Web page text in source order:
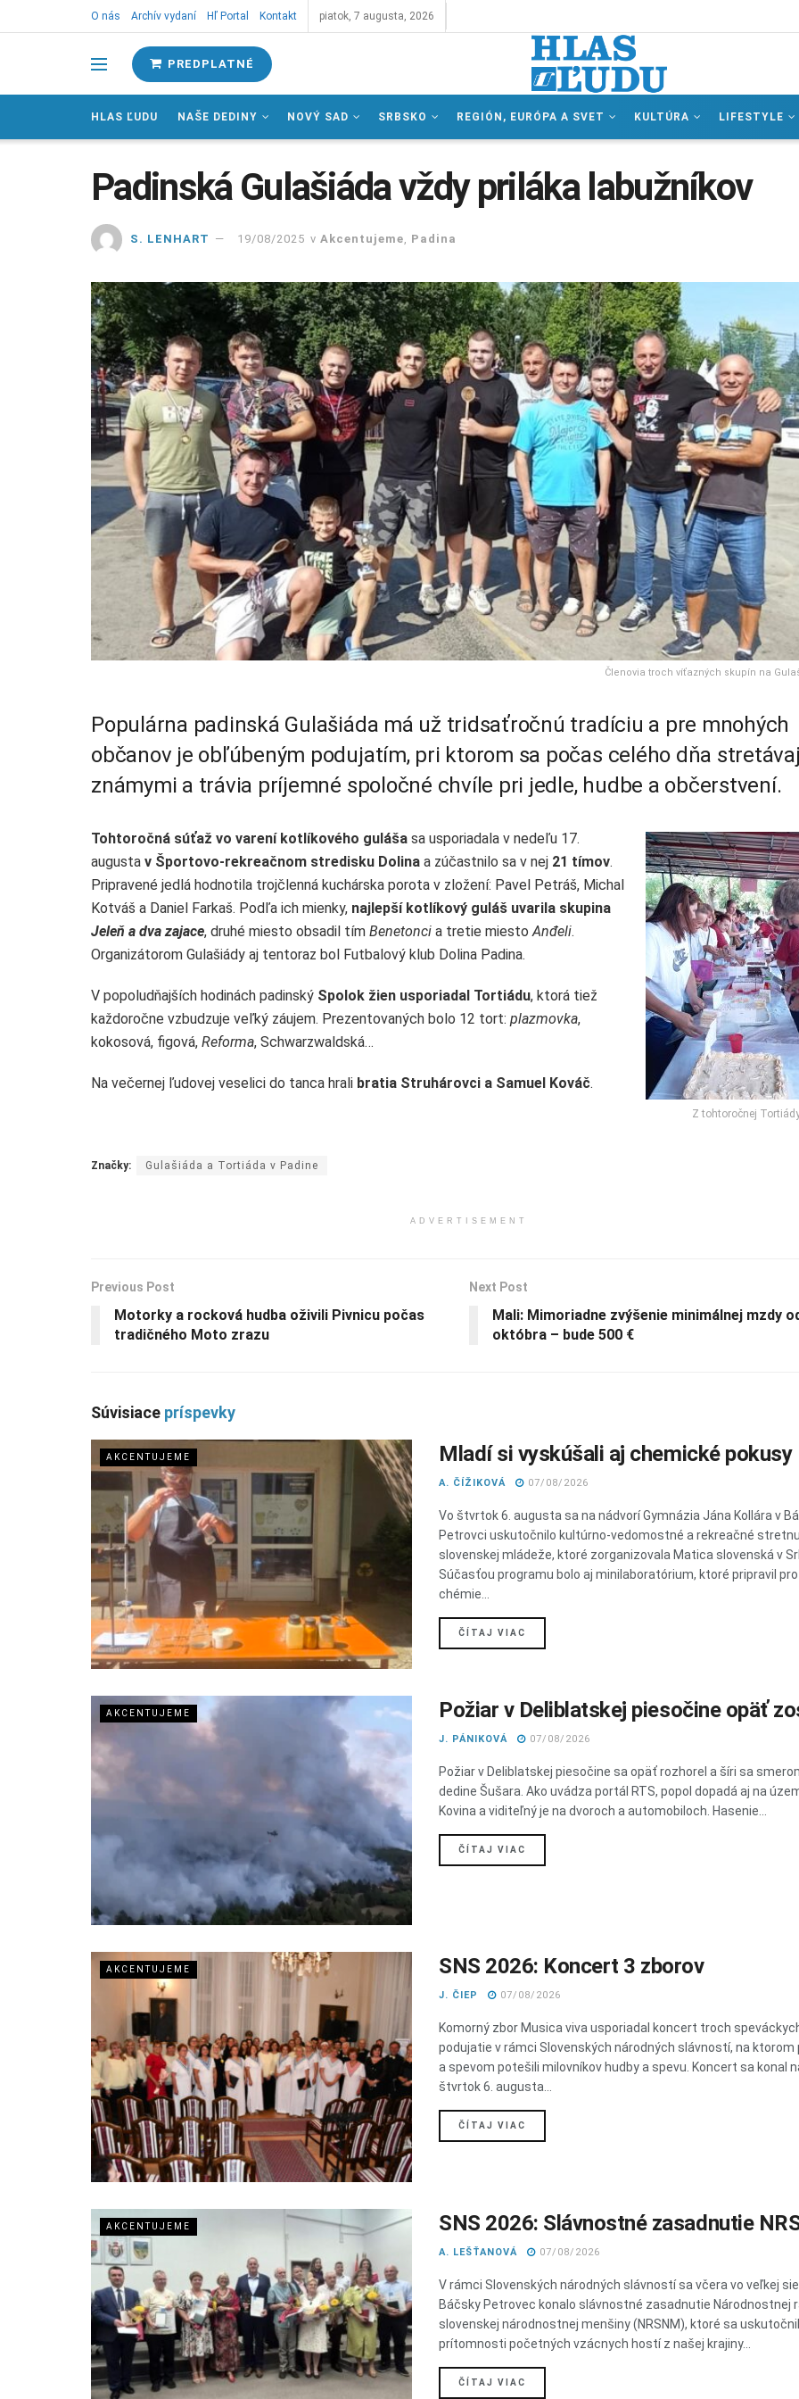
O nás Archív vydaní Hľ Portal Kontakt piatok, 7 augusta, 2026
PREDPLATNÉ
HLAS ĽUDU NAŠE DEDINY NOVÝ SAD SRBSKO REGIÓN, EURÓPA A SVET KULTÚRA LIFESTYLE
Padinská Gulašiáda vždy priláka labužníkov
S. LENHART 19/08/2025 v Akcentujeme Padina
Členovia troch víťazných skupín na
Populárna padinská Gulašiáda má už tridsaťročnú tradíciu a pre mnohých
občanov je obľúbeným podujatím, pri ktorom sa počas celého dňa
známymi a trávia príjemné spoločné chvíle pri jedle, hudbe a občerstvení.
Z tohtoročnej
Tohtoročná súťaž vo varení kotlíkového guláša sa usporiadala v nedeľu 17.
augusta v Športovo-rekreačnom stredisku Dolina a zúčastnilo sa v nej 21 tímov.
Pripravené jedlá hodnotila trojčlenná kuchárska porota v zložení: Pavel Petráš, Michal
Kotváš a Daniel Farkaš. Podľa ich mienky, najlepší kotlíkový guláš uvarila skupina
Jeleň a dva zajace, druhé miesto obsadil tím Benetonci a tretie miesto Anđeli.
Organizátorom Gulašiády aj tentoraz bol Futbalový klub Dolina Padina.
V popoludňajších hodinách padinský Spolok žien usporiadal Tortiádu, ktorá tiež
každoročne vzbudzuje veľký záujem. Prezentovaných bolo 12 tort: plazmovka,
kokosová, figová, Reforma, Schwarzwaldská…
Na večernej ľudovej veselici do tanca hrali bratia Struhárovci a Samuel Kováč.
Značky: Gulašiáda a Tortiáda v Padine
ADVERTISEMENT
Previous Post
Motorky a rocková hudba oživili Pivnicu počas
tradičného Moto zrazu
Next Post
Mali: Mimoriadne zvýšenie minimálnej mzdy
októbra – bude 500 €
Súvisiace príspevky
AKCENTUJEME Mladí si vyskúšali aj chemické pokusy
A. ČÍŽIKOVÁ 07/08/2026
Vo štvrtok 6. augusta sa na nádvorí Gymnázia Jána Kollára v
Petrovci uskutočnilo kultúrno-vedomostné a rekreačné
slovenskej mládeže, ktoré zorganizovala Matica slovenská v
Súčasťou programu bolo aj minilaboratórium, ktoré pripravil
chémie...
ČÍTAJ VIAC
AKCENTUJEME Požiar v Deliblatskej piesočine opäť
J. PÁNIKOVÁ 07/08/2026
Požiar v Deliblatskej piesočine sa opäť rozhorel a šíri sa
dedine Šušara. Ako uvádza portál RTS, popol dopadá aj na
Kovina a viditeľný je na dvoroch a automobiloch. Hasenie...
ČÍTAJ VIAC
AKCENTUJEME SNS 2026: Koncert 3 zborov
J. ČIEP 07/08/2026
Komorný zbor Musica viva usporiadal koncert troch
podujatie v rámci Slovenských národných slávností, na ktorom
a spevom potešili milovníkov hudby a spevu. Koncert sa konal
štvrtok 6. augusta...
ČÍTAJ VIAC
AKCENTUJEME SNS 2026: Slávnostné zasadnutie
A. LEŠŤANOVÁ 07/08/2026
V rámci Slovenských národných slávností sa včera vo veľkej
Báčsky Petrovec konalo slávnostné zasadnutie Národnostnej
slovenskej národnostnej menšiny (NRSNM), ktoré sa
prítomnosti početných vzácnych hostí z našej krajiny...
ČÍTAJ VIAC